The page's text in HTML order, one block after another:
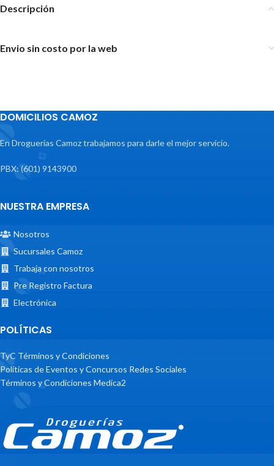
Descripción
Envio sin costo por la web
DOMICILIOS CAMOZ
En Droguerías Camoz trabajamos para darle el mejor servicio.
PBX: (601) 9143900
NUESTRA EMPRESA
Nosotros
Sucursales Camoz
Trabaja con nosotros
Pre Registro Factura
Electrónica
POLÍTICAS
TyC Términos y Condiciones
Políticas de Eventos y Concursos Redes Sociales
Términos y Condiciones Medica2